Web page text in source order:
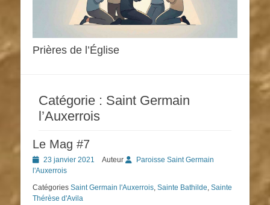
Prières de l’Église
Catégorie : Saint Germain
l’Auxerrois
Le Mag #7
Posted
on
23 janvier 2021 Auteur
Paroisse Saint Germain
l'Auxerrois
Catégories Saint Germain l'Auxerrois Sainte Bathilde Sainte
Thérèse d'Avila